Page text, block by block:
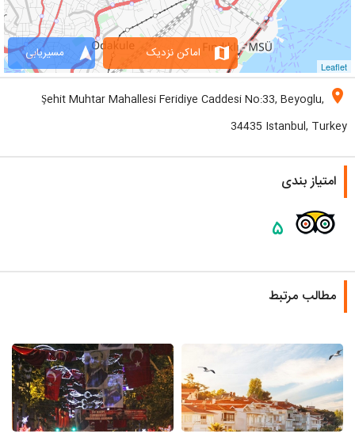
Leaflet
navigation مسیریابی map اماکن نزدیک
location_on
Şehit Muhtar Mahallesi Feridiye Caddesi No:33, Beyoglu,
34435 Istanbul, Turkey
امتیاز بندی
۵
مطالب مرتبط